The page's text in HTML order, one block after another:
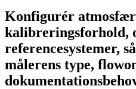
Konfigurér
kalibreringsforhold,
referencesystemer,
målerens type,